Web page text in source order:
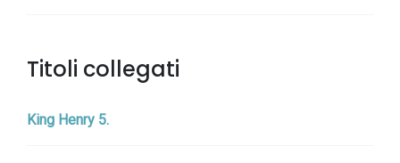
Titoli collegati
King Henry 5.